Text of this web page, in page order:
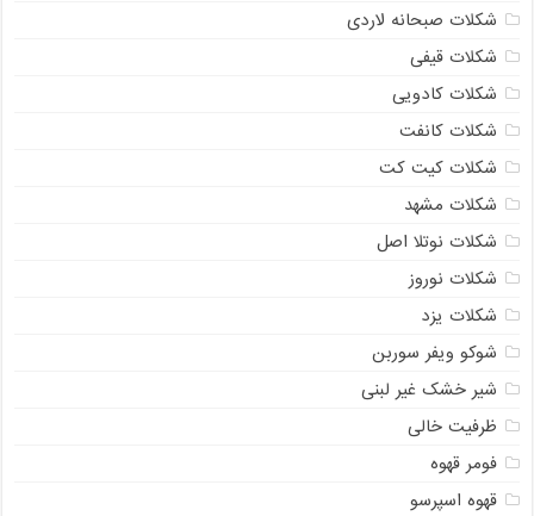
شکلات صبحانه لاردی
شکلات قیفی
شکلات کادویی
شکلات کانفت
شکلات کیت کت
شکلات مشهد
شکلات نوتلا اصل
شکلات نوروز
شکلات یزد
شوکو ویفر سوربن
شیر خشک غیر لبنی
ظرفیت خالی
فومر قهوه
قهوه اسپرسو